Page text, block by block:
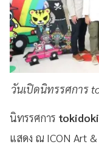
วันเปิดนิทรรศการ
นิทรรศการ tokidoki
แสดง ณ ICON Art